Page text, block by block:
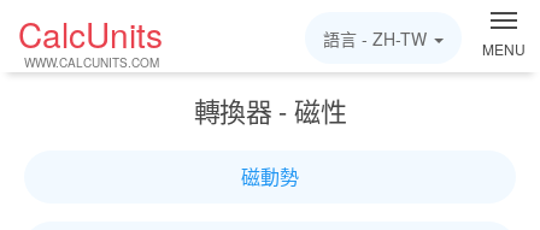
CalcUnits
WWW.CALCUNITS.COM
MENU
語言 - ZH-TW
轉換器 - 磁性
磁動勢